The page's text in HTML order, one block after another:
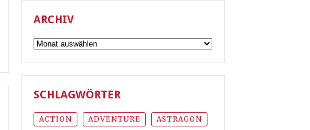
ARCHIV
Archiv
SCHLAGWÖRTER
ACTION ADVENTURE ASTRAGON